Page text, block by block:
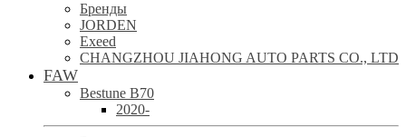
Бренды
JORDEN
Exeed
CHANGZHOU JIAHONG AUTO PARTS CO., LTD
FAW
Bestune B70
2020-